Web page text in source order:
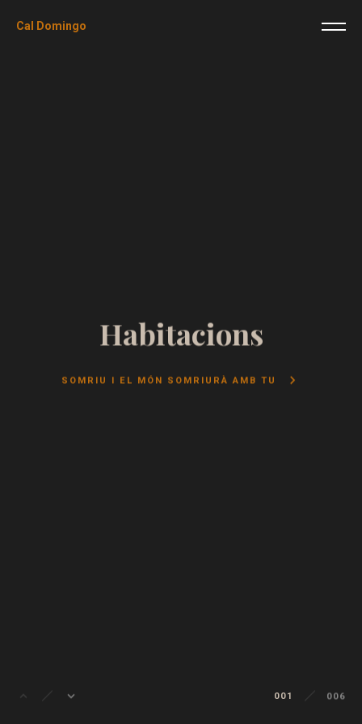
Cal Domingo
Habitacions
SOMRIU I EL MÓN SOMRIURÀ AMB TU keyboard_arrow_right
keyboard_arrow_up keyboard_arrow_down
001
006